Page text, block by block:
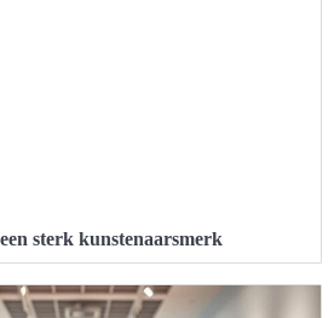
sterk kunstenaarsmerk